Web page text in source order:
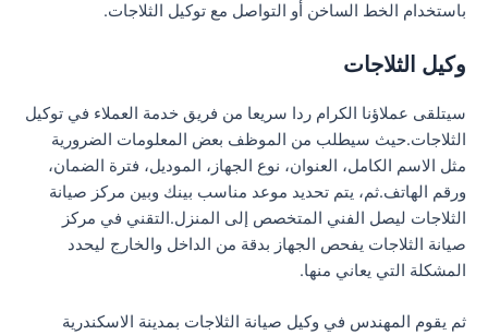
باستخدام الخط الساخن أو التواصل مع توكيل الثلاجات.
وكيل الثلاجات
سيتلقى عملاؤنا الكرام ردا سريعا من فريق خدمة العملاء في توكيل
الثلاجات.حيث سيطلب من الموظف بعض المعلومات الضرورية
مثل الاسم الكامل، العنوان، نوع الجهاز، الموديل، فترة الضمان،
ورقم الهاتف.ثم، يتم تحديد موعد مناسب بينك وبين مركز صيانة
الثلاجات ليصل الفني المتخصص إلى المنزل.التقني في مركز
صيانة الثلاجات يفحص الجهاز بدقة من الداخل والخارج ليحدد
المشكلة التي يعاني منها.
ثم يقوم المهندس في وكيل صيانة الثلاجات بمدينة الاسكندرية